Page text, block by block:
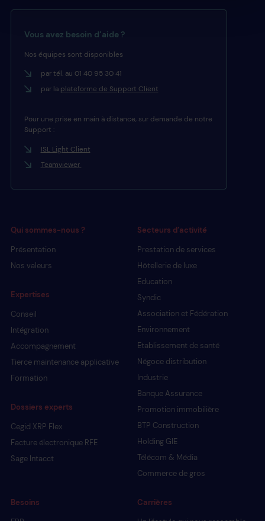
Vous avez besoin d’aide ?
Nos équipes sont disponibles
par tél. au 01 40 95 30 41
par la plateforme de Support Client
Pour une prise en main à distance, sur demande de notre
Support :
ISL Light Client
Teamviewer
Qui sommes-nous ?
Présentation
Nos valeurs
Expertises
Conseil
Intégration
Accompagnement
Tierce maintenance applicative
Formation
Dossiers experts
Cegid XRP Flex
Facture électronique RFE
Sage Intacct
Secteurs d’activité
Prestation de services
Hôtellerie de luxe
Education
Syndic
Association et Fédération
Environnement
Etablissement de santé
Négoce distribution
Industrie
Banque Assurance
Promotion immobilière
BTP Construction
Holding GIE
Télécom & Média
Commerce de gros
Besoins Carrières